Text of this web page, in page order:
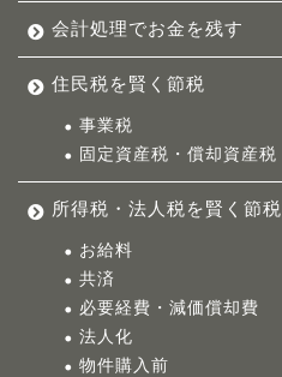
会計処理でお金を残す
住民税を賢く節税
事業税
固定資産税・償却資産税
所得税・法人税を賢く節税
お給料
共済
必要経費・減価償却費
法人化
物件購入前